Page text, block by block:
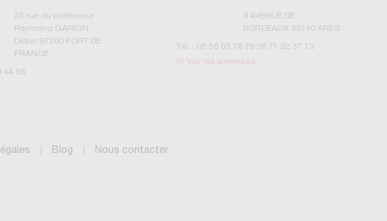
25 rue du professeur
Raymond GARCIN,
Didier 97200 FORT DE
FRANCE
44 56
9 AVENUE DE
BORDEAUX 33740 ARES
Tél. : 05 56 03 78 29 06 71 92 37 13
Voir les annonces
Blog Nous contacter